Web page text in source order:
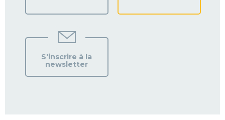
S'inscrire à la
newsletter